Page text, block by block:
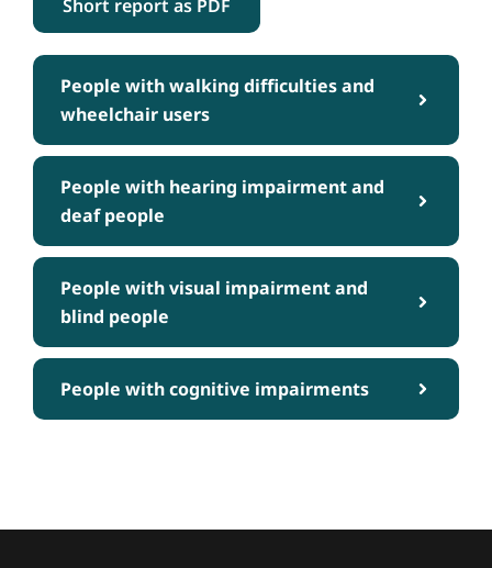
Short report as PDF
People with walking difficulties and
wheelchair users
People with hearing impairment and
deaf people
People with visual impairment and
blind people
People with cognitive impairments